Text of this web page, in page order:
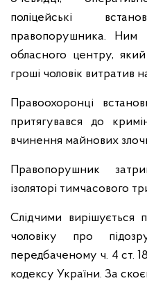
поліцейські
правопорушника. Ним
обласного центру,
гроші чоловік витратив
Правоохоронці
притягувався до
вчинення майнових
Правопорушник
ізоляторі тимчасового
Слідчими вирішується
чоловіку про
передбаченому ч. 4 ст.
кодексу України. За